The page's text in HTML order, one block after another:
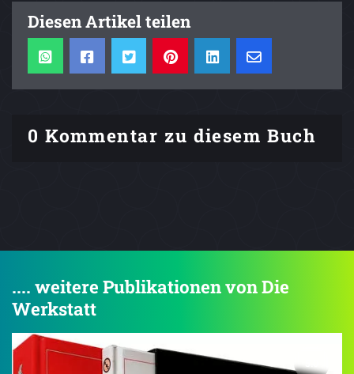
Diesen Artikel teilen
0 Kommentar zu diesem Buch
.... weitere Publikationen von Die
Werkstatt